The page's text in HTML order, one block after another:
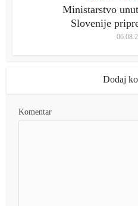
Ministarstvo
Slovenije
Dodaj
Komentar